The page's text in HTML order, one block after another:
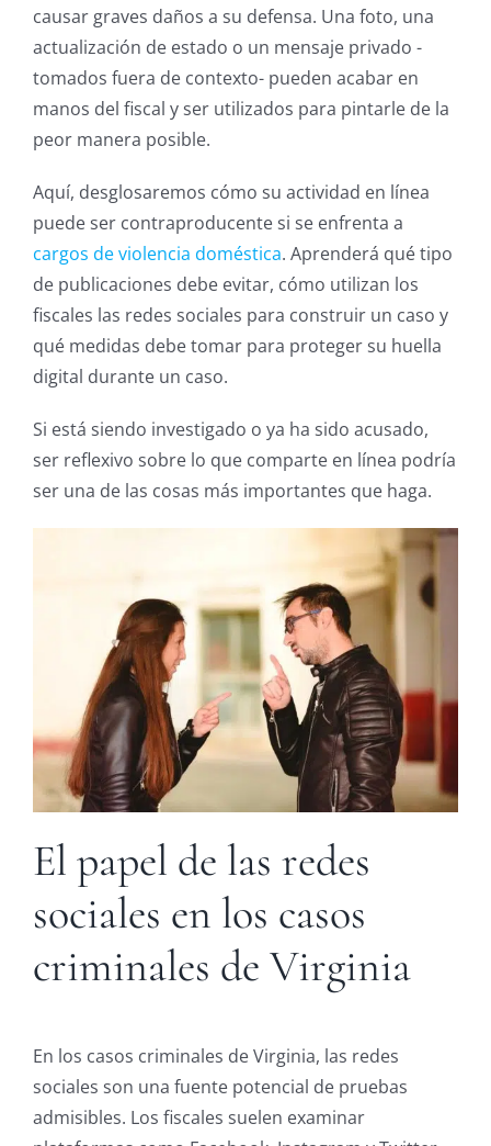
causar graves daños a su defensa. Una foto, una
actualización de estado o un mensaje privado -
tomados fuera de contexto- pueden acabar en
manos del fiscal y ser utilizados para pintarle de la
peor manera posible.
Aquí, desglosaremos cómo su actividad en línea
puede ser contraproducente si se enfrenta a
cargos de violencia doméstica. Aprenderá qué tipo
de publicaciones debe evitar, cómo utilizan los
fiscales las redes sociales para construir un caso y
qué medidas debe tomar para proteger su huella
digital durante un caso.
Si está siendo investigado o ya ha sido acusado,
ser reflexivo sobre lo que comparte en línea podría
ser una de las cosas más importantes que haga.
El papel de las redes
sociales en los casos
criminales de Virginia
En los casos criminales de Virginia, las redes
sociales son una fuente potencial de pruebas
admisibles. Los fiscales suelen examinar